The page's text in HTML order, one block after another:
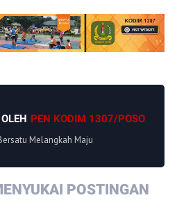
PEN KODIM 1307/POSO
Melangkah Maju
POSTINGAN